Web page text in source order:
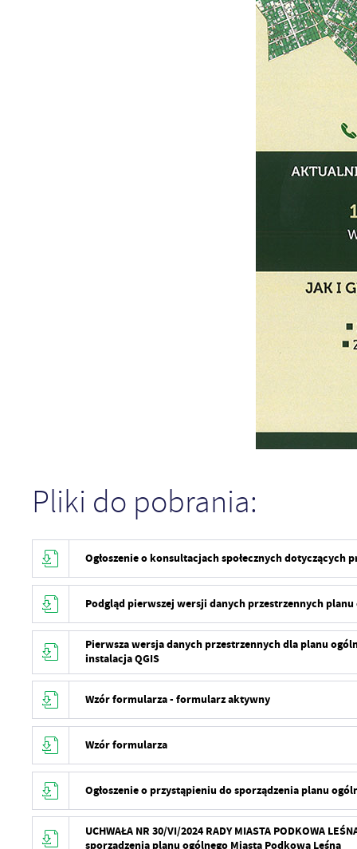
Pliki do pobrania:
Ogłoszenie o konsultacjach społecznych
Podgląd pierwszej wersji danych przestrzennych
Pierwsza wersja danych przestrzennych dla planu
instalacja QGIS
Wzór formularza - formularz aktywny
Wzór formularza
Ogłoszenie o przystąpieniu do sporządzenia planu
UCHWAŁA NR 30/VI/2024 RADY MIASTA PODKOWA
sporządzenia planu ogólnego Miasta Podkowa Leśna